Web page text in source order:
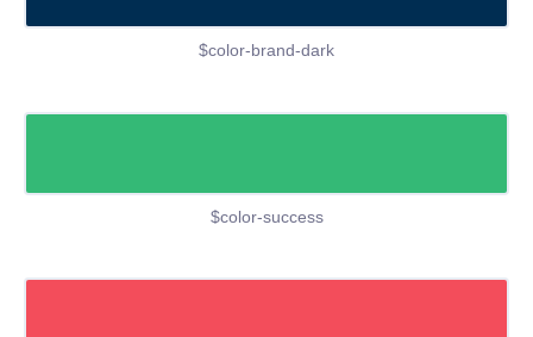
$color-brand-dark
$color-success